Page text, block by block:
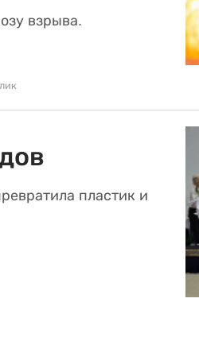
взрыва.
пластик и